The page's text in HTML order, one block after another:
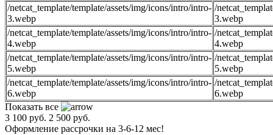
/netcat_template/template/assets/img/icons/intro/intro-
3.webp
/
3.webp
/netcat_template/template/assets/img/icons/intro/intro-
4.webp
/
4.webp
/netcat_template/template/assets/img/icons/intro/intro-
5.webp
/
5.webp
/netcat_template/template/assets/img/icons/intro/intro-
6.webp
/
6.webp
Показать все
3 100 руб. 2 500 руб.
Оформление рассрочки на 3-6-12 мес!